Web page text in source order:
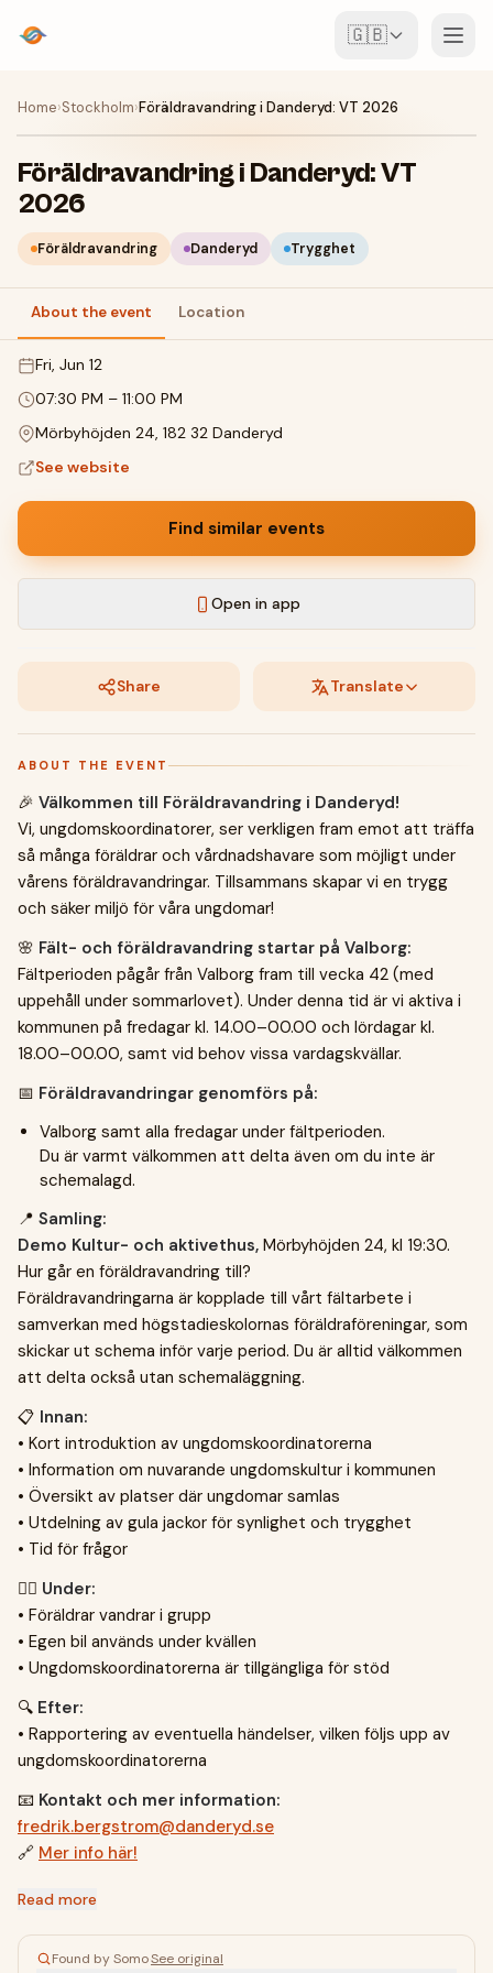
🇬🇧
Events
Map
Venues
For Organisers
Create event
Home›Stockholm›Föräldravandring i Danderyd: VT 2026
Föräldravandring i Danderyd: VT
2026
Föräldravandring Danderyd Trygghet
About the event Location
Fri, Jun 12
07:30 PM – 11:00 PM
Mörbyhöjden 24, 182 32 Danderyd
See website
Find similar events
Open in app
Share Translate
ABOUT THE EVENT
🎉 Välkommen till Föräldravandring i Danderyd!
Vi, ungdomskoordinatorer, ser verkligen fram emot att träffa
så många föräldrar och vårdnadshavare som möjligt under
vårens föräldravandringar. Tillsammans skapar vi en trygg
och säker miljö för våra ungdomar!
🌸 Fält- och föräldravandring startar på Valborg:
Fältperioden pågår från Valborg fram till vecka 42 (med
uppehåll under sommarlovet). Under denna tid är vi aktiva i
kommunen på fredagar kl. 14.00–00.00 och lördagar kl.
18.00–00.00, samt vid behov vissa vardagskvällar.
📅 Föräldravandringar genomförs på:
Valborg samt alla fredagar under fältperioden.
Du är varmt välkommen att delta även om du inte är
schemalagd.
📍 Samling:
Demo Kultur- och aktivethus, Mörbyhöjden 24, kl 19:30.
Hur går en föräldravandring till?
Föräldravandringarna är kopplade till vårt fältarbete i
samverkan med högstadieskolornas föräldraföreningar, som
skickar ut schema inför varje period. Du är alltid välkommen
att delta också utan schemaläggning.
📋 Innan:
• Kort introduktion av ungdomskoordinatorerna
• Information om nuvarande ungdomskultur i kommunen
• Översikt av platser där ungdomar samlas
• Utdelning av gula jackor för synlighet och trygghet
• Tid för frågor
🚶‍♀️ Under:
• Föräldrar vandrar i grupp
• Egen bil används under kvällen
• Ungdomskoordinatorerna är tillgängliga för stöd
🔍 Efter:
• Rapportering av eventuella händelser, vilken följs upp av
ungdomskoordinatorerna
📧 Kontakt och mer information:
fredrik.bergstrom@danderyd.se
🔗 Mer info här!
Read more
Found by SomoSee original